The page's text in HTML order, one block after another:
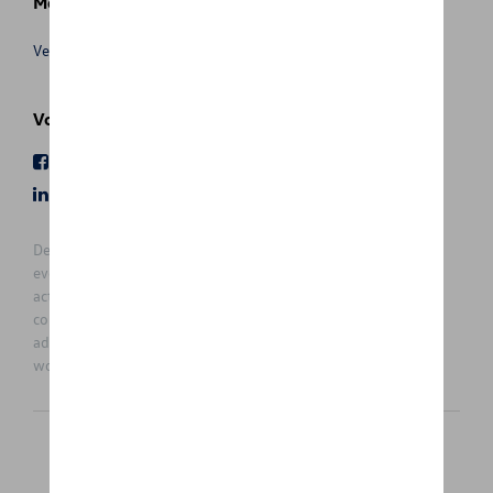
Verkoopsvoorwaarden
Volg Ons
De prijzen op deze site zijn adviesprijzen (incl. btw), exclusief
eventuele installatiekosten. Voor meer informatie over de
actuele verkoopprijs en de eventuele installatiekosten kunt u
contact opnemen met uw concessiehouder / agent. De
adviesprijzen kunnen zonder voorafgaande kennisgeving
worden gewijzigd.